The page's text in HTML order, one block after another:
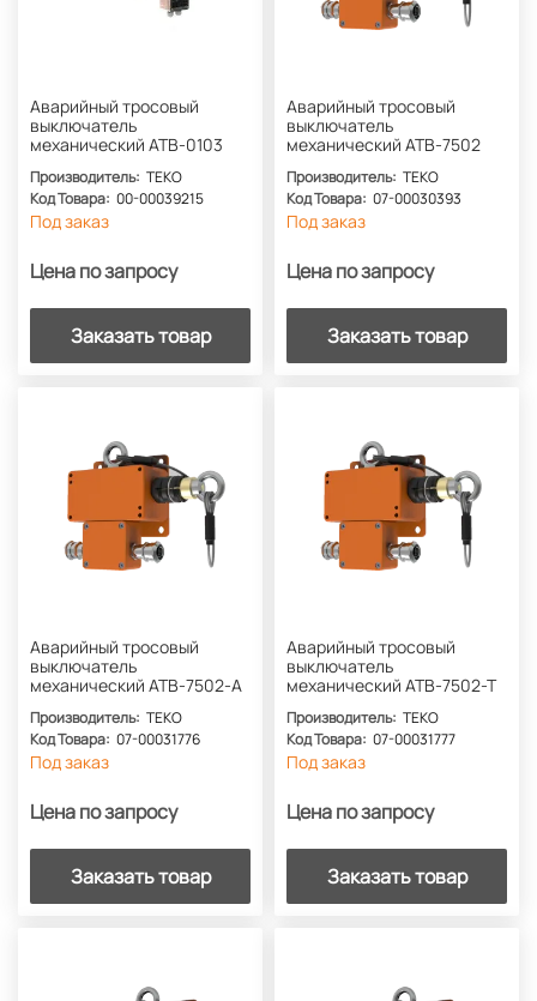
Аварийный тросовый
выключатель
механический АТВ-0103
Производитель: ТЕКО
Код Товара: 00-00039215
Под заказ
Цена по запросу
Заказать товар
Аварийный тросовый
выключатель
механический АТВ-7502
Производитель: ТЕКО
Код Товара: 07-00030393
Под заказ
Цена по запросу
Заказать товар
Аварийный тросовый
выключатель
механический АТВ-7502-А
Производитель: ТЕКО
Код Товара: 07-00031776
Под заказ
Цена по запросу
Заказать товар
Аварийный тросовый
выключатель
механический АТВ-7502-Т
Производитель: ТЕКО
Код Товара: 07-00031777
Под заказ
Цена по запросу
Заказать товар